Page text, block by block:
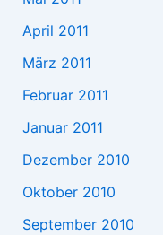
April 2011
März 2011
Februar 2011
Januar 2011
Dezember 2010
Oktober 2010
September 2010